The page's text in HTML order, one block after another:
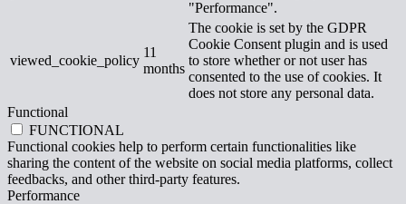
"Performance".
viewed_cookie_policy
11
months
The cookie is set by the GDPR
Cookie Consent plugin and is used
to store whether or not user has
consented to the use of cookies. It
does not store any personal data.
Functional
FUNCTIONAL
Functional cookies help to perform certain functionalities like
sharing the content of the website on social media platforms, collect
feedbacks, and other third-party features.
Performance